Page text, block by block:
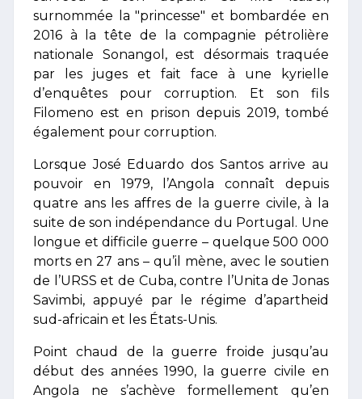
surnommée la "princesse" et bombardée en
2016 à la tête de la compagnie pétrolière
nationale Sonangol, est désormais traquée
par les juges et fait face à une kyrielle
d’enquêtes pour corruption. Et son fils
Filomeno est en prison depuis 2019, tombé
également pour corruption.
Lorsque José Eduardo dos Santos arrive au
pouvoir en 1979, l’Angola connaît depuis
quatre ans les affres de la guerre civile, à la
suite de son indépendance du Portugal. Une
longue et difficile guerre – quelque 500 000
morts en 27 ans – qu’il mène, avec le soutien
de l’URSS et de Cuba, contre l’Unita de Jonas
Savimbi, appuyé par le régime d’apartheid
sud-africain et les États-Unis.
Point chaud de la guerre froide jusqu’au
début des années 1990, la guerre civile en
Angola ne s’achève formellement qu’en